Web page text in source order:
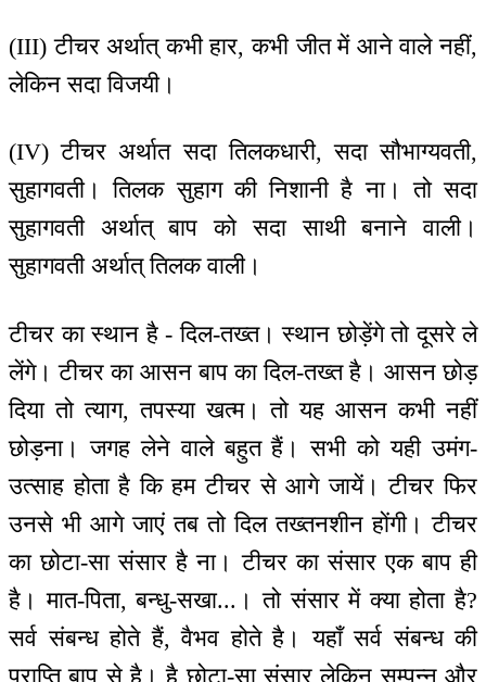
(III) टीचर अर्थात् कभी हार, कभी जीत में आने वाले नहीं,
लेकिन सदा विजयी।
(IV) टीचर अर्थात सदा तिलकधारी, सदा सौभाग्यवती,
सुहागवती। तिलक सुहाग की निशानी है ना। तो सदा
सुहागवती अर्थात् बाप को सदा साथी बनाने वाली।
सुहागवती अर्थात् तिलक वाली।
टीचर का स्थान है - दिल-तख्त। स्थान छोड़ेंगे तो दूसरे ले
लेंगे। टीचर का आसन बाप का दिल-तख्त है। आसन छोड़
दिया तो त्याग, तपस्या खत्म। तो यह आसन कभी नहीं
छोड़ना। जगह लेने वाले बहुत हैं। सभी को यही उमंग-
उत्साह होता है कि हम टीचर से आगे जायें। टीचर फिर
उनसे भी आगे जाएं तब तो दिल तख्तनशीन होंगी। टीचर
का छोटा-सा संसार है ना। टीचर का संसार एक बाप ही
है। मात-पिता, बन्धु-सखा...। तो संसार में क्या होता है?
सर्व संबन्ध होते हैं, वैभव होते है। यहाँ सर्व संबन्ध की
प्राप्ति बाप से है। है छोटा-सा संसार लेकिन सम्पन्न और